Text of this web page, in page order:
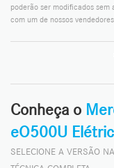
poderão ser modificados
com um de nossos
Conheça o
eO500U
SELECIONE A VERSÃO